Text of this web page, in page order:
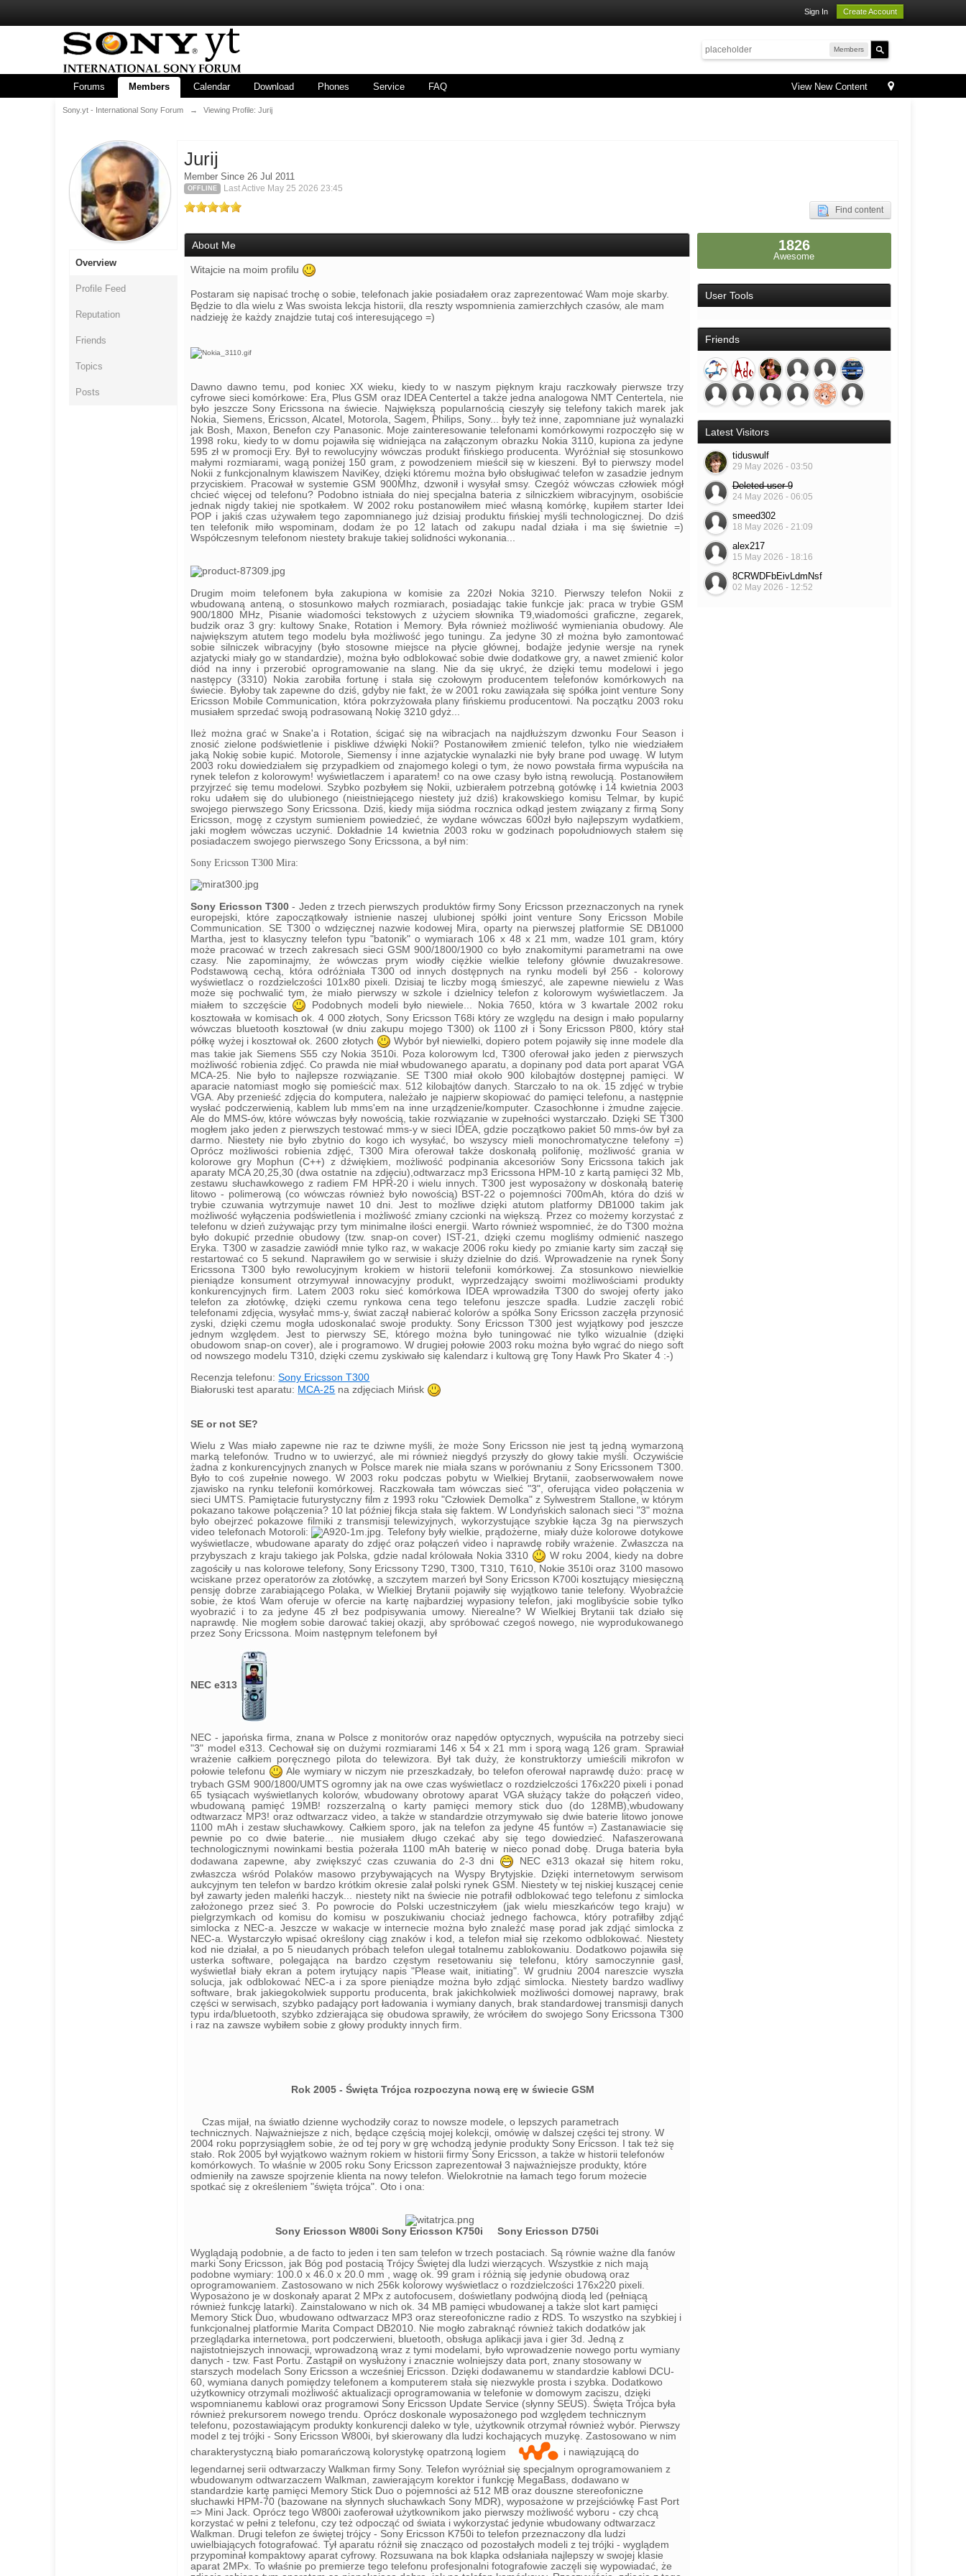
Sign In Create Account
Members
View New Content
Forums Members Calendar Download Phones Service FAQ
Sony.yt - International Sony Forum → Viewing Profile: Jurij
Overview
Profile Feed
Reputation
Friends
Topics
Posts
Jurij
Member Since 26 Jul 2011
OFFLINE Last Active May 25 2026 23:45
Find content
About Me
Witajcie na moim profilu
Postaram się napisać trochę o sobie, telefonach jakie posiadałem oraz zaprezentować Wam moje skarby.
Będzie to dla wielu z Was swoista lekcja historii, dla reszty wspomnienia zamierzchłych czasów, ale mam
nadzieję że każdy znajdzie tutaj coś interesującego =)
Dawno dawno temu, pod koniec XX wieku, kiedy to w naszym pięknym kraju raczkowały pierwsze trzy
cyfrowe sieci komórkowe: Era, Plus GSM oraz IDEA Centertel a także jedna analogowa NMT Centertela, nie
było jeszcze Sony Ericssona na świecie. Największą popularnością cieszyły się telefony takich marek jak
Nokia, Siemens, Ericsson, Alcatel, Motorola, Sagem, Philips, Sony... były też inne, zapomniane już wynalazki
jak Bosh, Maxon, Benefon czy Panasonic. Moje zainteresowanie telefonami komórkowymi rozpoczęło się w
1998 roku, kiedy to w domu pojawiła się widniejąca na załączonym obrazku Nokia 3110, kupiona za jedyne
595 zł w promocji Ery. Był to rewolucyjny wówczas produkt fińskiego producenta. Wyróżniał się stosunkowo
małymi rozmiarami, wagą poniżej 150 gram, z powodzeniem mieścił się w kieszeni. Był to pierwszy model
Nokii z funkcjonalnym klawiszem NaviKey, dzięki któremu można było obsługiwać telefon w zasadzie jednym
przyciskiem. Pracował w systemie GSM 900Mhz, dzwonił i wysyłał smsy. Czegóż wówczas człowiek mógł
chcieć więcej od telefonu? Podobno istniała do niej specjalna bateria z silniczkiem wibracyjnym, osobiście
jednak nigdy takiej nie spotkałem. W 2002 roku postanowiłem mieć własną komórkę, kupiłem starter Idei
POP i jakiś czas używałem tego zapomnianego już dzisiaj produktu fińskiej myśli technologicznej. Do dziś
ten telefonik miło wspominam, dodam że po 12 latach od zakupu nadal działa i ma się świetnie =)
Współczesnym telefonom niestety brakuje takiej solidności wykonania...
Drugim moim telefonem była zakupiona w komisie za 220zł Nokia 3210. Pierwszy telefon Nokii z
wbudowaną anteną, o stosunkowo małych rozmiarach, posiadając takie funkcje jak: praca w trybie GSM
900/1800 MHz, Pisanie wiadomości tekstowych z użyciem słownika T9,wiadomości graficzne, zegarek,
budzik oraz 3 gry: kultowy Snake, Rotation i Memory. Była również możliwość wymieniania obudowy. Ale
największym atutem tego modelu była możliwość jego tuningu. Za jedyne 30 zł można było zamontować
sobie silniczek wibracyjny (było stosowne miejsce na płycie głównej, bodajże jedynie wersje na rynek
azjatycki miały go w standardzie), można było odblokować sobie dwie dodatkowe gry, a nawet zmienić kolor
diód na inny i przerobić oprogramowanie na slang. Nie da się ukryć, że dzięki temu modelowi i jego
następcy (3310) Nokia zarobiła fortunę i stała się czołowym producentem telefonów komórkowych na
świecie. Byłoby tak zapewne do dziś, gdyby nie fakt, że w 2001 roku zawiązała się spółka joint venture Sony
Ericsson Mobile Communication, która pokrzyżowała plany fińskiemu producentowi. Na początku 2003 roku
musiałem sprzedać swoją podrasowaną Nokię 3210 gdyż...
Ileż można grać w Snake'a i Rotation, ścigać się na wibracjach na najdłuższym dzwonku Four Season i
znosić zielone podświetlenie i piskliwe dźwięki Nokii? Postanowiłem zmienić telefon, tylko nie wiedziałem
jaką Nokię sobie kupić. Motorole, Siemensy i inne azjatyckie wynalazki nie były brane pod uwagę. W lutym
2003 roku dowiedziałem się przypadkiem od znajomego kolegi o tym, że nowo powstała firma wypuściła na
rynek telefon z kolorowym! wyświetlaczem i aparatem! co na owe czasy było istną rewolucją. Postanowiłem
przyjrzeć się temu modelowi. Szybko pozbyłem się Nokii, uzbierałem potrzebną gotówkę i 14 kwietnia 2003
roku udałem się do ulubionego (nieistniejącego niestety już dziś) krakowskiego komisu Telmar, by kupić
swojego pierwszego Sony Ericssona. Dziś, kiedy mija siódma rocznica odkąd jestem związany z firmą Sony
Ericsson, mogę z czystym sumieniem powiedzieć, że wydane wówczas 600zł było najlepszym wydatkiem,
jaki mogłem wówczas uczynić. Dokładnie 14 kwietnia 2003 roku w godzinach popołudniowych stałem się
posiadaczem swojego pierwszego Sony Ericssona, a był nim:
Sony Ericsson T300 Mira:
Sony Ericsson T300- Jeden z trzech pierwszych produktów firmy Sony Ericsson przeznaczonych na rynek
europejski, które zapoczątkowały istnienie naszej ulubionej spółki joint venture Sony Ericsson Mobile
Communication. SE T300 o wdzięcznej nazwie kodowej Mira, oparty na pierwszej platformie SE DB1000
Martha, jest to klasyczny telefon typu "batonik" o wymiarach 106 x 48 x 21 mm, wadze 101 gram, który
może pracować w trzech zakresach sieci GSM 900/1800/1900 co było znakomitymi parametrami na owe
czasy. Nie zapominajmy, że wówczas prym wiodły ciężkie wielkie telefony głównie dwuzakresowe.
Podstawową cechą, która odróżniała T300 od innych dostępnych na rynku modeli był 256 - kolorowy
wyświetlacz o rozdzielczości 101x80 pixeli. Dzisiaj te liczby mogą śmieszyć, ale zapewne niewielu z Was
może się pochwalić tym, że miało pierwszy w szkole i dzielnicy telefon z kolorowym wyświetlaczem. Ja
miałem to szczęście
Podobnych modeli było niewiele... Nokia 7650, która w 3 kwartale 2002 roku
kosztowała w komisach ok. 4 000 złotych, Sony Ericsson T68i który ze względu na design i mało popularny
wówczas bluetooth kosztował (w dniu zakupu mojego T300) ok 1100 zł i Sony Ericsson P800, który stał
półkę wyżej i kosztował ok. 2600 złotych
Wybór był niewielki, dopiero potem pojawiły się inne modele dla
mas takie jak Siemens S55 czy Nokia 3510i. Poza kolorowym lcd, T300 oferował jako jeden z pierwszych
możliwość robienia zdjęć. Co prawda nie miał wbudowanego aparatu, a dopinany pod data port aparat VGA
MCA-25. Nie było to najlepsze rozwiązanie. SE T300 miał około 900 kilobajtów dostępnej pamięci. W
aparacie natomiast mogło się pomieścić max. 512 kilobajtów danych. Starczało to na ok. 15 zdjęć w trybie
VGA. Aby przenieść zdjęcia do komputera, należało je najpierw skopiować do pamięci telefonu, a następnie
wysłać podczerwienią, kablem lub mms'em na inne urządzenie/komputer. Czasochłonne i żmudne zajęcie.
Ale do MMS-ów, które wówczas były nowością, takie rozwiązanie w zupełności wystarczało. Dzięki SE T300
mogłem jako jeden z pierwszych testować mms-y w sieci IDEA, gdzie początkowo pakiet 50 mms-ów był za
darmo. Niestety nie było zbytnio do kogo ich wysyłać, bo wszyscy mieli monochromatyczne telefony =)
Oprócz możliwości robienia zdjęć, T300 Mira oferował także doskonałą polifonię, możliwość grania w
kolorowe gry Mophun (C++) z dźwiękiem, możliwość podpinania akcesoriów Sony Ericssona takich jak
aparaty MCA 20,25,30 (dwa ostatnie na zdjęciu),odtwarzacz mp3 Ericssona HPM-10 z kartą pamięci 32 Mb,
zestawu słuchawkowego z radiem FM HPR-20 i wielu innych. T300 jest wyposażony w doskonałą baterię
litowo - polimerową (co wówczas również było nowością) BST-22 o pojemności 700mAh, która do dziś w
trybie czuwania wytrzymuje nawet 10 dni. Jest to możliwe dzięki atutom platformy DB1000 takim jak
możliwość wyłączenia podświetlenia i możliwość zmiany czcionki na większą. Przez co możemy korzystać z
telefonu w dzień zużywając przy tym minimalne ilości energii. Warto również wspomnieć, że do T300 można
było dokupić przednie obudowy (tzw. snap-on cover) IST-21, dzięki czemu mogliśmy odmienić naszego
Eryka. T300 w zasadzie zawiódł mnie tylko raz, w wakacje 2006 roku kiedy po zmianie karty sim zaczął się
restartować co 5 sekund. Naprawiłem go w serwisie i służy dzielnie do dziś. Wprowadzenie na rynek Sony
Ericssona T300 było rewolucyjnym krokiem w historii telefonii komórkowej. Za stosunkowo niewielkie
pieniądze konsument otrzymywał innowacyjny produkt, wyprzedzający swoimi możliwościami produkty
konkurencyjnych firm. Latem 2003 roku sieć komórkowa IDEA wprowadziła T300 do swojej oferty jako
telefon za złotówkę, dzięki czemu rynkowa cena tego telefonu jeszcze spadła. Ludzie zaczęli robić
telefonami zdjęcia, wysyłać mms-y, świat zaczął nabierać kolorów a spółka Sony Ericsson zaczęła przynosić
zyski, dzięki czemu mogła udoskonalać swoje produkty. Sony Ericsson T300 jest wyjątkowy pod jeszcze
jednym względem. Jest to pierwszy SE, którego można było tuningować nie tylko wizualnie (dzięki
obudowom snap-on cover), ale i programowo. W drugiej połowie 2003 roku można było wgrać do niego soft
od nowszego modelu T310, dzięki czemu zyskiwało się kalendarz i kultową grę Tony Hawk Pro Skater 4 :-)
Recenzja telefonu:Sony Ericsson T300
Białoruski test aparatu: MCA-25 na zdjęciach Mińsk
SE or not SE?
Wielu z Was miało zapewne nie raz te dziwne myśli, że może Sony Ericsson nie jest tą jedną wymarzoną
marką telefonów. Trudno w to uwierzyć, ale mi również niegdyś przyszły do głowy takie myśli. Oczywiście
żadna z konkurencyjnych znanych w Polsce marek nie miała szans w porównaniu z Sony Ericssonem T300.
Było to coś zupełnie nowego. W 2003 roku podczas pobytu w Wielkiej Brytanii, zaobserwowałem nowe
zjawisko na rynku telefonii komórkowej. Raczkowała tam wówczas sieć "3", oferująca video połączenia w
sieci UMTS. Pamiętacie futurystyczny film z 1993 roku "Człowiek Demolka" z Sylwestrem Stallone, w którym
pokazano takowe połączenia? 10 lat później fikcja stała się faktem. W Londyńskich salonach sieci "3" można
było obejrzeć pokazowe filmiki z transmisji telewizyjnych, wykorzystujące szybkie łącza 3g na pierwszych
video telefonach Motoroli:
. Telefony były wielkie, prądożerne, miały duże kolorowe dotykowe
wyświetlacze, wbudowane aparaty do zdjęć oraz połączeń video i naprawdę robiły wrażenie. Zwłaszcza na
przybyszach z kraju takiego jak Polska, gdzie nadal królowała Nokia 3310
W roku 2004, kiedy na dobre
zagościły u nas kolorowe telefony, Sony Ericssony T290, T300, T310, T610, Nokie 3510i oraz 3100 masowo
wciskane przez operatorów za złotówkę, a szczytem marzeń był Sony Ericsson K700i kosztujący miesięczną
pensję dobrze zarabiającego Polaka, w Wielkiej Brytanii pojawiły się wyjątkowo tanie telefony. Wyobraźcie
sobie, że ktoś Wam oferuje w ofercie na kartę najbardziej wypasiony telefon, jaki moglibyście sobie tylko
wyobrazić i to za jedyne 45 zł bez podpisywania umowy. Nierealne? W Wielkiej Brytanii tak działo się
naprawdę. Nie mogłem sobie darować takiej okazji, aby spróbować czegoś nowego, nie wyprodukowanego
przez Sony Ericssona. Moim następnym telefonem był
NEC e313
NEC - japońska firma, znana w Polsce z monitorów oraz napędów optycznych, wypuściła na potrzeby sieci
"3" model e313. Cechował się on dużymi rozmiarami 146 x 54 x 21 mm i sporą wagą 126 gram. Sprawiał
wrażenie całkiem poręcznego pilota do telewizora. Był tak duży, że konstruktorzy umieścili mikrofon w
połowie telefonu
Ale wymiary w niczym nie przeszkadzały, bo telefon oferował naprawdę dużo: pracę w
trybach GSM 900/1800/UMTS ogromny jak na owe czas wyświetlacz o rozdzielczości 176x220 pixeli i ponad
65 tysiącach wyświetlanych kolorów, wbudowany obrotowy aparat VGA służący także do połączeń video,
wbudowaną pamięć 19MB! rozszerzalną o karty pamięci memory stick duo (do 128MB),wbudowany
odtwarzacz MP3! oraz odtwarzacz video, a także w standardzie otrzymywało się dwie baterie litowo jonowe
1100 mAh i zestaw słuchawkowy. Całkiem sporo, jak na telefon za jedyne 45 funtów =) Zastanawiacie się
pewnie po co dwie baterie... nie musiałem długo czekać aby się tego dowiedzieć. Nafaszerowana
technologicznymi nowinkami bestia pożerała 1100 mAh baterię w nieco ponad dobę. Druga bateria była
dodawana zapewne, aby zwiększyć czas czuwania do 2-3 dni
NEC e313 okazał się hitem roku,
zwłaszcza wśród Polaków masowo przybywających na Wyspy Brytyjskie. Dzięki internetowym serwisom
aukcyjnym ten telefon w bardzo krótkim okresie zalał polski rynek GSM. Niestety w tej niskiej kuszącej cenie
był zawarty jeden maleńki haczyk... niestety nikt na świecie nie potrafił odblokować tego telefonu z simlocka
założonego przez sieć 3. Po powrocie do Polski uczestniczyłem (jak wielu mieszkańców tego kraju) w
pielgrzymkach od komisu do komisu w poszukiwaniu chociaż jednego fachowca, który potrafiłby zdjąć
simlocka z NEC-a. Jeszcze w wakacje w internecie można było znaleźć masę porad jak zdjąć simlocka z
NEC-a. Wystarczyło wpisać określony ciąg znaków i kod, a telefon miał się rzekomo odblokować. Niestety
kod nie działał, a po 5 nieudanych próbach telefon ulegał totalnemu zablokowaniu. Dodatkowo pojawiła się
usterka software, polegająca na bardzo częstym resetowaniu się telefonu, który samoczynnie gasł,
wyświetlał biały ekran a potem irytujący napis "Please wait, initiating". W grudniu 2004 nareszcie wyszła
solucja, jak odblokować NEC-a i za spore pieniądze można było zdjąć simlocka. Niestety bardzo wadliwy
software, brak jakiegokolwiek supportu producenta, brak jakichkolwiek możliwości domowej naprawy, brak
części w serwisach, szybko padający port ładowania i wymiany danych, brak standardowej transmisji danych
typu irda/bluetooth, szybko zdzierająca się obudowa sprawiły, że wróciłem do swojego Sony Ericssona T300
i raz na zawsze wybiłem sobie z głowy produkty innych firm.
Rok 2005 - Święta Trójca rozpoczyna nową erę w świecie GSM
Czas mijał, na światło dzienne wychodziły coraz to nowsze modele, o lepszych parametrach
technicznych. Najważniejsze z nich, będące częścią mojej kolekcji, omówię w dalszej części tej strony. W
2004 roku poprzysiągłem sobie, że od tej pory w grę wchodzą jedynie produkty Sony Ericsson. I tak też się
stało. Rok 2005 był wyjątkowo ważnym rokiem w historii firmy Sony Ericsson, a także w historii telefonów
komórkowych. To właśnie w 2005 roku Sony Ericsson zaprezentował 3 najważniejsze produkty, które
odmieniły na zawsze spojrzenie klienta na nowy telefon. Wielokrotnie na łamach tego forum możecie
spotkać się z określeniem "święta trójca". Oto i ona:
Sony Ericsson W800i Sony Ericsson K750i Sony Ericsson D750i
Wyglądają podobnie, a de facto to jeden i ten sam telefon w trzech postaciach. Są równie ważne dla fanów
marki Sony Ericsson, jak Bóg pod postacią Trójcy Świętej dla ludzi wierzących. Wszystkie z nich mają
podobne wymiary: 100.0 x 46.0 x 20.0 mm , wagę ok. 99 gram i różnią się jedynie obudową oraz
oprogramowaniem. Zastosowano w nich 256k kolorowy wyświetlacz o rozdzielczości 176x220 pixeli.
Wyposażono je w doskonały aparat 2 MPx z autofocusem, doświetlany podwójną diodą led (pełniącą
również funkcję latarki). Zainstalowano w nich ok. 34 MB pamięci wbudowanej a także slot kart pamięci
Memory Stick Duo, wbudowano odtwarzacz MP3 oraz stereofoniczne radio z RDS. To wszystko na szybkiej i
funkcjonalnej platformie Marita Compact DB2010. Nie mogło zabraknąć również takich dodatków jak
przeglądarka internetowa, port podczerwieni, bluetooth, obsługa aplikacji java i gier 3d. Jedną z
najistotniejszych innowacji, wprowadzoną wraz z tymi modelami, było wprowadzenie nowego portu wymiany
danych - tzw. Fast Portu. Zastąpił on wysłużony i znacznie wolniejszy data port, znany stosowany w
starszych modelach Sony Ericsson a wcześniej Ericsson. Dzięki dodawanemu w standardzie kablowi DCU-
60, wymiana danych pomiędzy telefonem a komputerem stała się niezwykle prosta i szybka. Dodatkowo
użytkownicy otrzymali możliwość aktualizacji oprogramowania w telefonie w domowym zaciszu, dzięki
wspomnianemu kablowi oraz programowi Sony Ericsson Update Service (słynny SEUS). Święta Trójca była
również prekursorem nowego trendu. Oprócz doskonale wyposażonego pod względem technicznym
telefonu, pozostawiającym produkty konkurencji daleko w tyle, użytkownik otrzymał również wybór. Pierwszy
model z tej trójki - Sony Ericsson W800i, był skierowany dla ludzi kochających muzykę. Zastosowano w nim
charakterystyczną biało pomarańczową kolorystykę opatrzoną logiem
i nawiązującą do
legendarnej serii odtwarzaczy Walkman firmy Sony. Telefon wyróżniał się specjalnym oprogramowaniem z
wbudowanym odtwarzaczem Walkman, zawierającym korektor i funkcję MegaBass, dodawano w
standardzie kartę pamięci Memory Stick Duo o pojemności aż 512 MB oraz douszne stereofoniczne
słuchawki HPM-70 (bazowane na słynnych słuchawkach Sony MDR), wyposażone w przejściówkę Fast Port
=> Mini Jack. Oprócz tego W800i zaoferował użytkownikom jako pierwszy możliwość wyboru - czy chcą
korzystać w pełni z telefonu, czy też odpocząć od świata i wykorzystać jedynie wbudowany odtwarzacz
Walkman. Drugi telefon ze świętej trójcy - Sony Ericsson K750i to telefon przeznaczony dla ludzi
uwielbiających fotografować. Tył aparatu różnił się znacząco od pozostałych modeli z tej trójki - wyglądem
przypominał kompaktowy aparat cyfrowy. Rozsuwana na bok klapka odsłaniała najlepszy w swojej klasie
aparat 2MPx. To właśnie po premierze tego telefonu profesjonalni fotografowie zaczęli się wypowiadać, że
1826
Awesome
User Tools
Friends
Latest Visitors
tiduswulf
29 May 2026 - 03:50
Deleted user 9
24 May 2026 - 06:05
smeed302
18 May 2026 - 21:09
alex217
15 May 2026 - 18:16
8CRWDFbEivLdmNsf
02 May 2026 - 12:52